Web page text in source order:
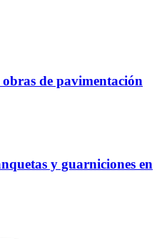
obras de pavimentación
y guarniciones en